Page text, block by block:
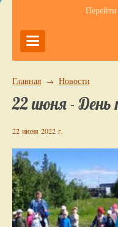
Главная → Новости
22 июня - День
22 июня 2022 г.